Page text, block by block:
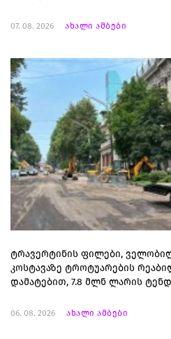
07. 08. 2026 ახალი ამბები
ტრავერტინის ფილები,
კოსტავაზე ტროტუარების
დამატებით, 7.8 მლნ ლარის
06. 08. 2026 ახალი ამბები